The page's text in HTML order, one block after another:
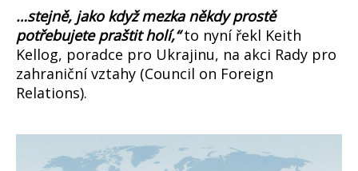
…stejně, jako když mezka někdy prostě
potřebujete praštit holí,“to nyní řekl Keith
Kellog, poradce pro Ukrajinu, na akci Rady pro
zahraniční vztahy (Council on Foreign
Relations).